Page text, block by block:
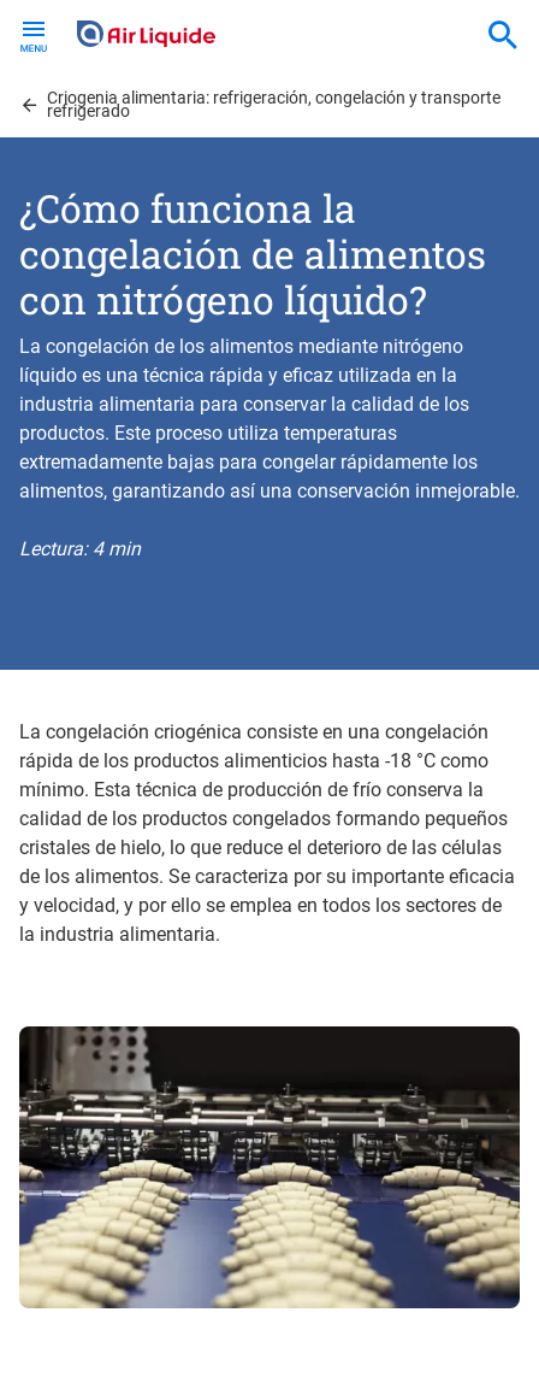
content
Criogenia alimentaria: refrigeración, congelación y transporte
refrigerado
¿Cómo funciona la
congelación de alimentos
con nitrógeno líquido?
La congelación de los alimentos mediante nitrógeno
líquido es una técnica rápida y eficaz utilizada en la
industria alimentaria para conservar la calidad de los
productos. Este proceso utiliza temperaturas
extremadamente bajas para congelar rápidamente los
alimentos, garantizando así una conservación inmejorable.
Lectura: 4 min
La congelación criogénica consiste en una congelación
rápida de los productos alimenticios hasta -18 °C como
mínimo. Esta técnica de producción de frío conserva la
calidad de los productos congelados formando pequeños
cristales de hielo, lo que reduce el deterioro de las células
de los alimentos. Se caracteriza por su importante eficacia
y velocidad, y por ello se emplea en todos los sectores de
la industria alimentaria.